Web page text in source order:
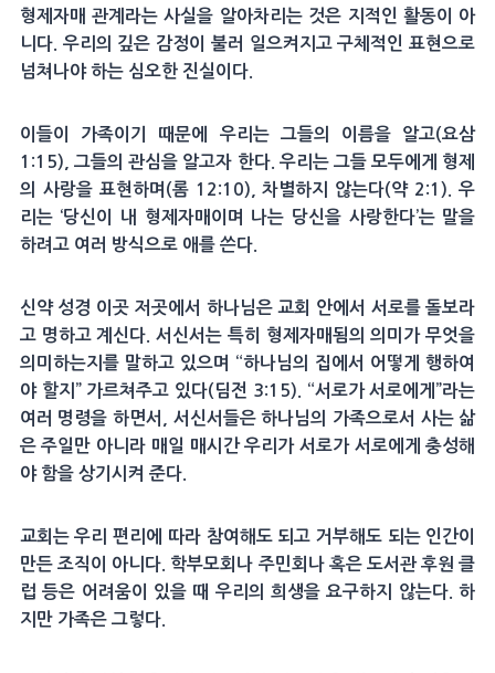
형제자매 관계라는 사실을 알아차리는 것은 지적인 활동이 아
니다. 우리의 깊은 감정이 불러 일으켜지고 구체적인 표현으로
넘쳐나야 하는 심오한 진실이다.
이들이 가족이기 때문에 우리는 그들의 이름을 알고(요삼
1:15), 그들의 관심을 알고자 한다. 우리는 그들 모두에게 형제
의 사랑을 표현하며(롬 12:10), 차별하지 않는다(약 2:1). 우
리는 ‘당신이 내 형제자매이며 나는 당신을 사랑한다’는 말을
하려고 여러 방식으로 애를 쓴다.
신약 성경 이곳 저곳에서 하나님은 교회 안에서 서로를 돌보라
고 명하고 계신다. 서신서는 특히 형제자매됨의 의미가 무엇을
의미하는지를 말하고 있으며 “하나님의 집에서 어떻게 행하여
야 할지” 가르쳐주고 있다(딤전 3:15). “서로가 서로에게”라는
여러 명령을 하면서, 서신서들은 하나님의 가족으로서 사는 삶
은 주일만 아니라 매일 매시간 우리가 서로가 서로에게 충성해
야 함을 상기시켜 준다.
교회는 우리 편리에 따라 참여해도 되고 거부해도 되는 인간이
만든 조직이 아니다. 학부모회나 주민회나 혹은 도서관 후원 클
럽 등은 어려움이 있을 때 우리의 희생을 요구하지 않는다. 하
지만 가족은 그렇다.